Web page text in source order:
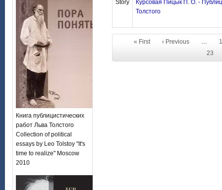
Книга публицистических
работ Льва Толстого
Collection of political
essays by Leo Tolstoy "It's
time to realize" Moscow
2010
Story
Курсовая Пицык П. О. -
Толстого
« First ‹ Previous
23